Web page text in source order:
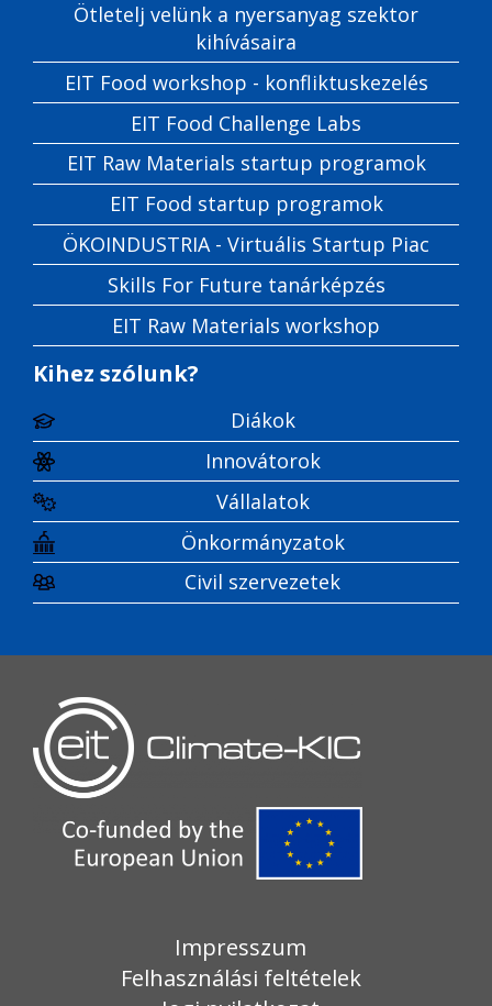
Ötletelj velünk a nyersanyag szektor
kihívásaira
EIT Food workshop - konfliktuskezelés
EIT Food Challenge Labs
EIT Raw Materials startup programok
EIT Food startup programok
ÖKOINDUSTRIA - Virtuális Startup Piac
Skills For Future tanárképzés
EIT Raw Materials workshop
Kihez szólunk?
Diákok
Innovátorok
Vállalatok
Önkormányzatok
Civil szervezetek
Impresszum
Felhasználási feltételek